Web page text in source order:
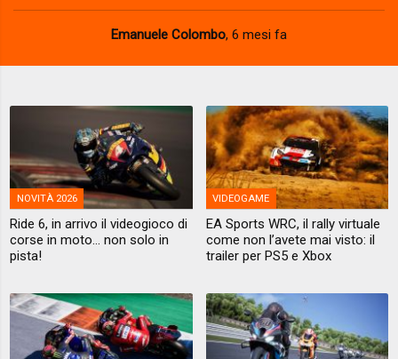
Emanuele Colombo, 6 mesi fa
NOVITÀ 2026
Ride 6, in arrivo il videogioco di
corse in moto... non solo in
pista!
VIDEOGAME
EA Sports WRC, il rally virtuale
come non l’avete mai visto: il
trailer per PS5 e Xbox